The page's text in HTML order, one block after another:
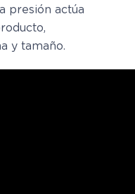
presión actúa
y tamaño.